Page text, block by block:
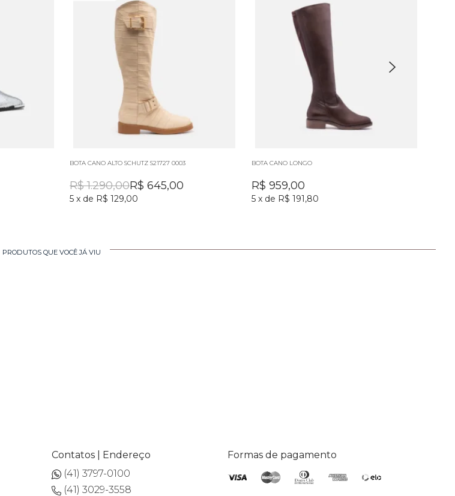
BOTA CANO ALTO SCHUTZ S21727 0003
R$ 1.290,00R$ 645,00
5 x de R$ 129,00
BOTA CANO LONGO
R$ 959,00
5 x de R$ 191,80
PRODUTOS QUE VOCÊ JÁ VIU
Contatos | Endereço
(41) 3797-0100
(41) 3029-3558
Formas de pagamento